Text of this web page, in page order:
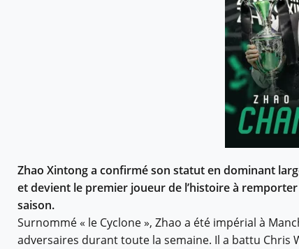
Zhao Xintong a confirmé son statut en dominant
et devient le premier joueur de l’histoire à
saison.
Surnommé « le Cyclone », Zhao a été impérial à
adversaires durant toute la semaine. Il a battu Chris